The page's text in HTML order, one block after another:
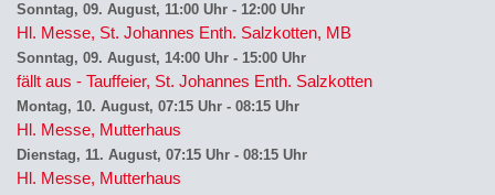
Sonntag, 09. August, 11:00 Uhr - 12:00 Uhr
Hl. Messe, St. Johannes Enth. Salzkotten, MB
Sonntag, 09. August, 14:00 Uhr - 15:00 Uhr
fällt aus - Tauffeier, St. Johannes Enth. Salzkotten
Montag, 10. August, 07:15 Uhr - 08:15 Uhr
Hl. Messe, Mutterhaus
Dienstag, 11. August, 07:15 Uhr - 08:15 Uhr
Hl. Messe, Mutterhaus